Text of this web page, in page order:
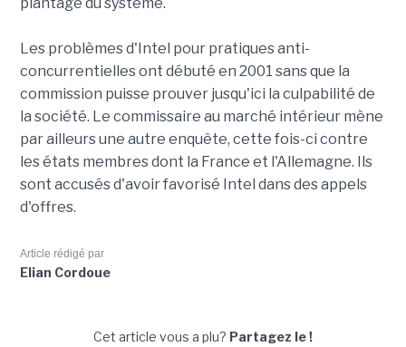
Les problèmes d'Intel pour pratiques anti-
concurrentielles ont débuté en 2001 sans que la
commission puisse prouver jusqu'ici la culpabilité de
la société. Le commissaire au marché intérieur mène
par ailleurs une autre enquête, cette fois-ci contre
les états membres dont la France et l'Allemagne. Ils
sont accusés d'avoir favorisé Intel dans des appels
d'offres.
Article rédigé par
Elian Cordoue
Cet article vous a plu? Partagez le !